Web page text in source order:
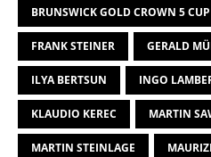
BRUNSWICK GOLD CROWN 5 CUP
FRANK STEINER GERALD
ILYA BERTSUN INGO
KLAUDIO KEREC MARTIN
MARTIN STEINLAGE